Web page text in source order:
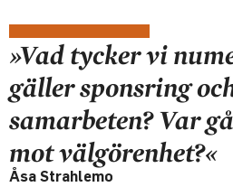
»Vad tycker vi
gäller sponsring
samarbeten? Var
mot välgörenhet?«
Åsa Strahlemo